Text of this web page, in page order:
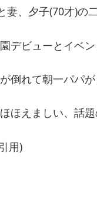
妻、夕子(70才)の
デビューとイベン
倒れて朝一パパ
ほえましい、話
用)